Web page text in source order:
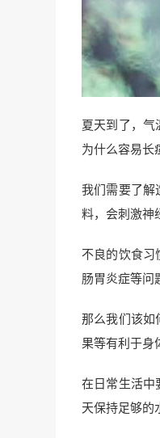
夏天到了，气
为什么容易长
我们需要了解
料，会刺激神
不良的饮食习
肠胃炎症等问
那么我们该如
果等有利于身
在日常生活中
天保持足够的